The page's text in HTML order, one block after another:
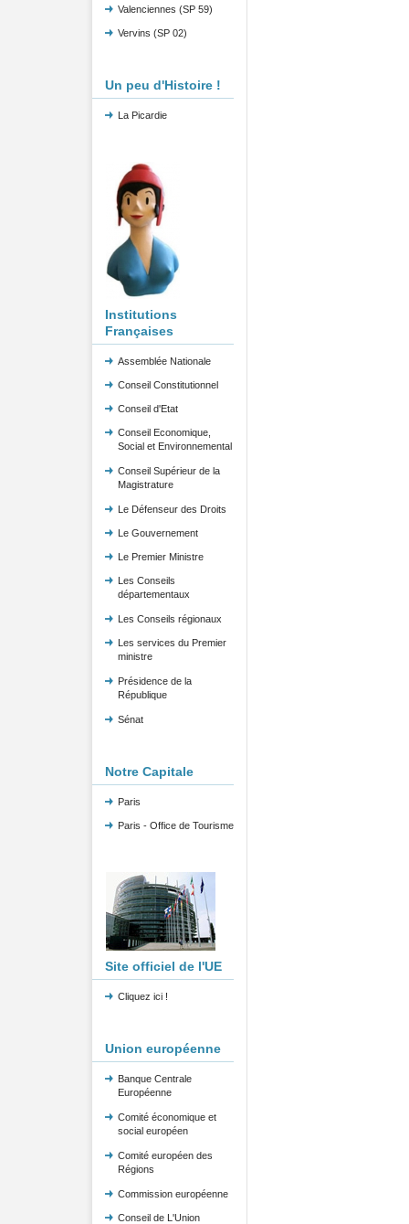
Valenciennes (SP 59)
Vervins (SP 02)
Un peu d'Histoire !
La Picardie
Institutions
Françaises
Assemblée Nationale
Conseil Constitutionnel
Conseil d'Etat
Conseil Economique,
Social et Environnemental
Conseil Supérieur de la
Magistrature
Le Défenseur des Droits
Le Gouvernement
Le Premier Ministre
Les Conseils
départementaux
Les Conseils régionaux
Les services du Premier
ministre
Présidence de la
République
Sénat
Notre Capitale
Paris
Paris - Office de Tourisme
Site officiel de l'UE
Cliquez ici !
Union européenne
Banque Centrale
Européenne
Comité économique et
social européen
Comité européen des
Régions
Commission européenne
Conseil de L'Union